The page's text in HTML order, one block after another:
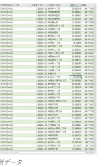
3月 2月 1月
8月 7月 6月 5月
4月
8月 7月 6月 5月
4月
8月 7月 6月 5月
4月
8月 7月 6月 5月
4月
8月 7月 6月 5月
4月
識者が語る「うわっ…日本の
？解決策をダラダラ語る会」
データ